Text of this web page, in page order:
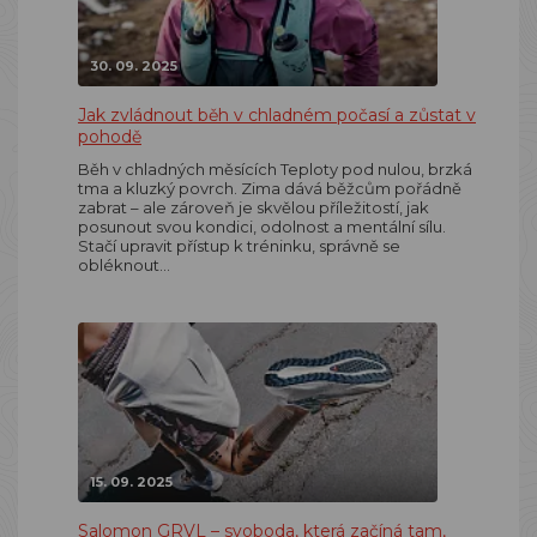
30. 09. 2025
Jak zvládnout běh v chladném počasí a zůstat v
pohodě
Běh v chladných měsících Teploty pod nulou, brzká
tma a kluzký povrch. Zima dává běžcům pořádně
zabrat – ale zároveň je skvělou příležitostí, jak
posunout svou kondici, odolnost a mentální sílu.
Stačí upravit přístup k tréninku, správně se
obléknout…
15. 09. 2025
Salomon GRVL – svoboda, která začíná tam,